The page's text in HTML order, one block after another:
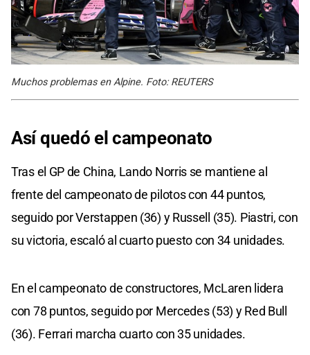
Muchos problemas en Alpine. Foto: REUTERS
Así quedó el campeonato
Tras el GP de China, Lando Norris se mantiene al
frente del campeonato de pilotos con 44 puntos,
seguido por Verstappen (36) y Russell (35). Piastri, con
su victoria, escaló al cuarto puesto con 34 unidades.
En el campeonato de constructores, McLaren lidera
con 78 puntos, seguido por Mercedes (53) y Red Bull
(36). Ferrari marcha cuarto con 35 unidades.